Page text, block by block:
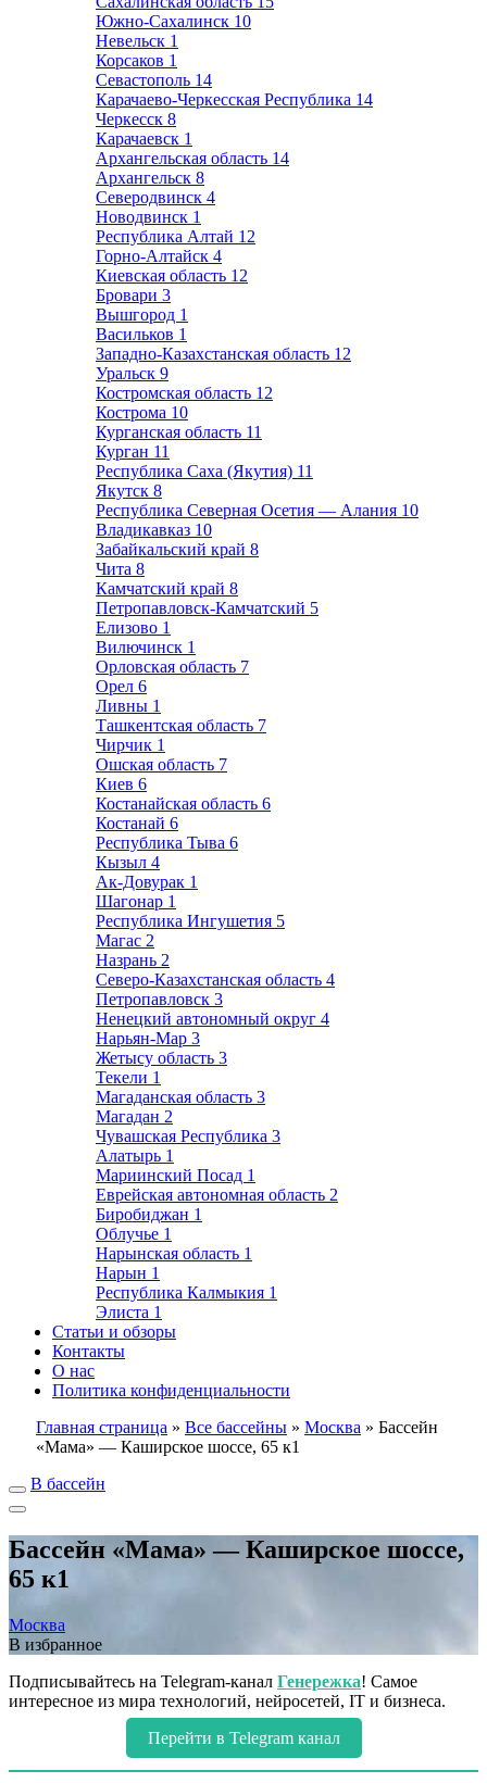
Южно-Сахалинск 10
Невельск 1
Корсаков 1
Севастополь 14
Карачаево-Черкесская Республика 14
Черкесск 8
Карачаевск 1
Архангельская область 14
Архангельск 8
Северодвинск 4
Новодвинск 1
Республика Алтай 12
Горно-Алтайск 4
Киевская область 12
Бровари 3
Вышгород 1
Васильков 1
Западно-Казахстанская область 12
Уральск 9
Костромская область 12
Кострома 10
Курганская область 11
Курган 11
Республика Саха (Якутия) 11
Якутск 8
Республика Северная Осетия — Алания 10
Владикавказ 10
Забайкальский край 8
Чита 8
Камчатский край 8
Петропавловск-Камчатский 5
Елизово 1
Вилючинск 1
Орловская область 7
Орел 6
Ливны 1
Ташкентская область 7
Чирчик 1
Ошская область 7
Киев 6
Костанайская область 6
Костанай 6
Республика Тыва 6
Кызыл 4
Ак-Довурак 1
Шагонар 1
Республика Ингушетия 5
Магас 2
Назрань 2
Северо-Казахстанская область 4
Петропавловск 3
Ненецкий автономный округ 4
Нарьян-Мар 3
Жетысу область 3
Текели 1
Магаданская область 3
Магадан 2
Чувашская Республика 3
Алатырь 1
Мариинский Посад 1
Еврейская автономная область 2
Биробиджан 1
Облучье 1
Нарынская область 1
Нарын 1
Республика Калмыкия 1
Элиста 1
Статьи и обзоры
Контакты
О нас
Политика конфиденциальности
Главная страница » Все бассейны » Москва » Бассейн
«Мама» — Каширское шоссе, 65 к1
В бассейн
Бассейн «Мама» — Каширское шоссе,
65 к1
Москва
В избранное
Подписывайтесь на Telegram-канал Генережка! Самое
интересное из мира технологий, нейросетей, IT и бизнеса.
Перейти в Telegram канал